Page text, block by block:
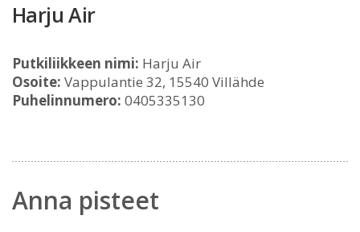
Harju Air
Putkiliikkeen nimi: Harju Air
Osoite: Vappulantie 32, 15540 Villähde
Puhelinnumero: 0405335130
Anna pisteet